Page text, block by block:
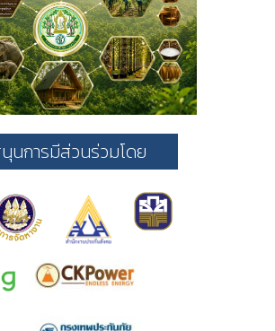
นการมีส่วนร่วมโดย